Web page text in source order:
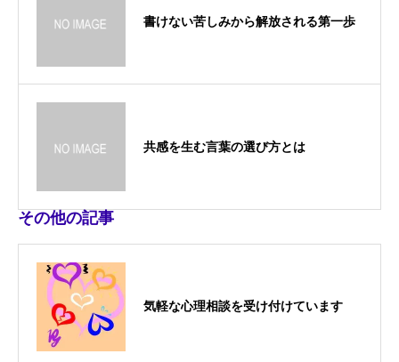
書けない苦しみから解放される第一歩
共感を生む言葉の選び方とは
その他の記事
気軽な心理相談を受け付けています